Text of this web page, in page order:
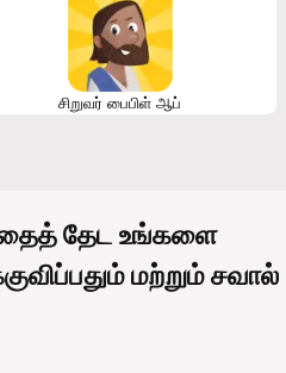
சிறுவர் பைபிள் ஆப்
தேட உங்களை
மற்றும் சவால்